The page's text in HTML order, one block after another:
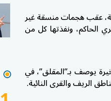
عقب هجمات منسقة غير
الحاكم، ونفذتها كل من
يوصف بـ”المقلق”، في
الريف والقرى النائية.